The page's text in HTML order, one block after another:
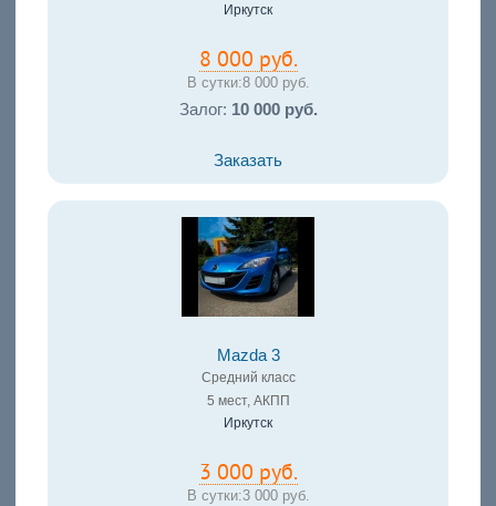
Иркутск
8 000 руб.
В сутки:8 000 руб.
Залог: 10 000 руб.
Заказать
Mazda 3
Средний класс
5 мест, АКПП
Иркутск
3 000 руб.
В сутки:3 000 руб.